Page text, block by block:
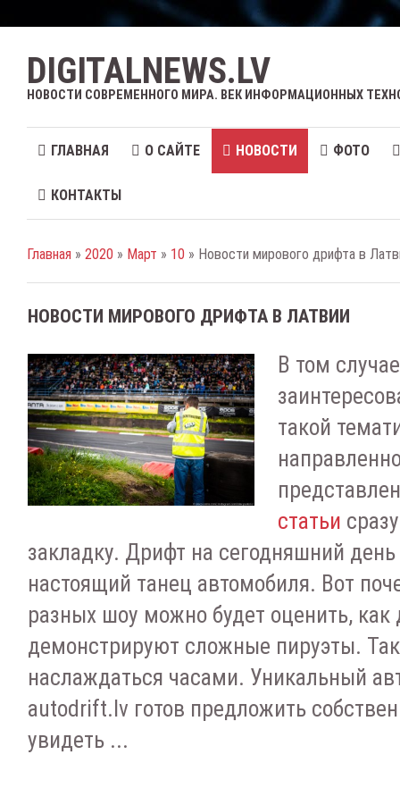
DIGITALNEWS.LV
НОВОСТИ СОВРЕМЕННОГО МИРА. ВЕК ИНФОРМАЦИОННЫХ
ГЛАВНАЯ О САЙТЕ НОВОСТИ ФОТО
КОНТАКТЫ
Главная » 2020 » Март » 10 » Новости мирового дрифта в
НОВОСТИ МИРОВОГО ДРИФТА В ЛАТВИИ
В том
такой
статьи
закладку. Дрифт на сегодняшний день
настоящий танец автомобиля. Вот
разных шоу можно будет оценить, как
демонстрируют сложные пируэты.
наслаждаться часами. Уникальный
autodrift.lv готов предложить
увидеть ...